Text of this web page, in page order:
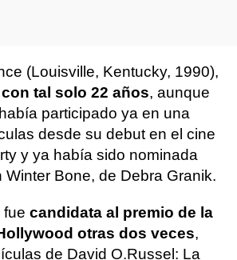
(Louisville, Kentucky, 1990),
tal solo 22 años, aunque
participado ya en una
desde su debut en el cine
y ya había sido nominada
Winter Bone, de Debra Granik.
fue candidata al premio de la
otras dos veces,
de David O.Russel: La